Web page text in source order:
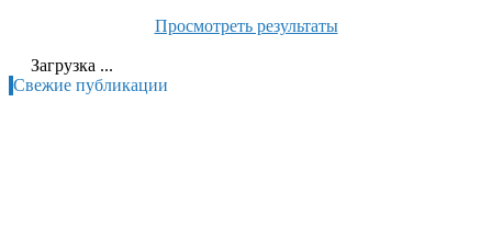
Просмотреть результаты
Загрузка ...
Свежие публикации